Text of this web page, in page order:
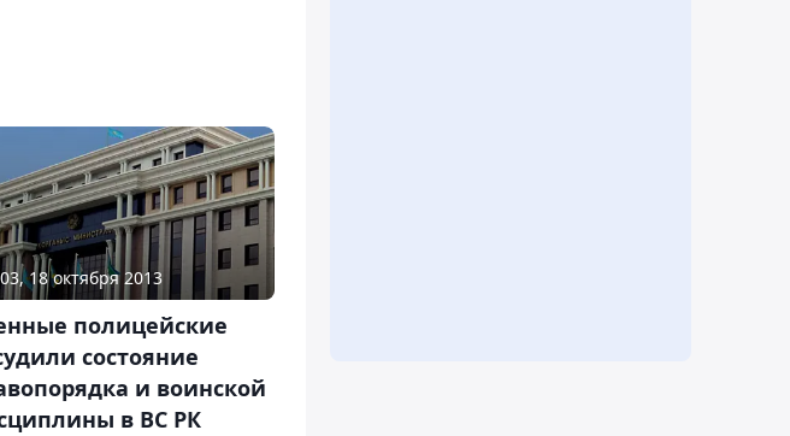
18 октября 2013
полицейские
состояние
и воинской
в ВС РК